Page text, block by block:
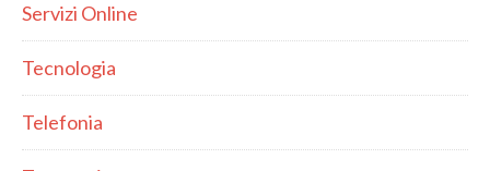
Servizi Online
Tecnologia
Telefonia